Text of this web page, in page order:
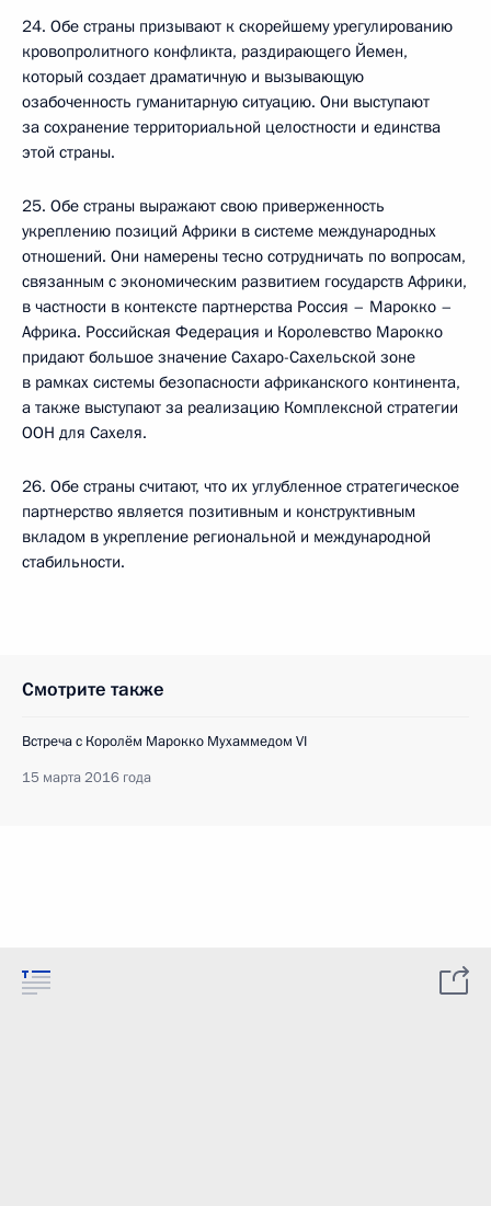
24. Обе страны призывают к скорейшему урегулированию
кровопролитного конфликта, раздирающего Йемен,
который создает драматичную и вызывающую
озабоченность гуманитарную ситуацию. Они выступают
за сохранение территориальной целостности и единства
этой страны.
25. Обе страны выражают свою приверженность
укреплению позиций Африки в системе международных
отношений. Они намерены тесно сотрудничать по вопросам,
связанным с экономическим развитием государств Африки,
в частности в контексте партнерства Россия – Марокко –
Африка. Российская Федерация и Королевство Марокко
придают большое значение Сахаро-Сахельской зоне
в рамках системы безопасности африканского континента,
а также выступают за реализацию Комплексной стратегии
ООН для Сахеля.
26. Обе страны считают, что их углубленное стратегическое
партнерство является позитивным и конструктивным
вкладом в укрепление региональной и международной
стабильности.
Смотрите также
Встреча с Королём Марокко Мухаммедом VI
15 марта 2016 года